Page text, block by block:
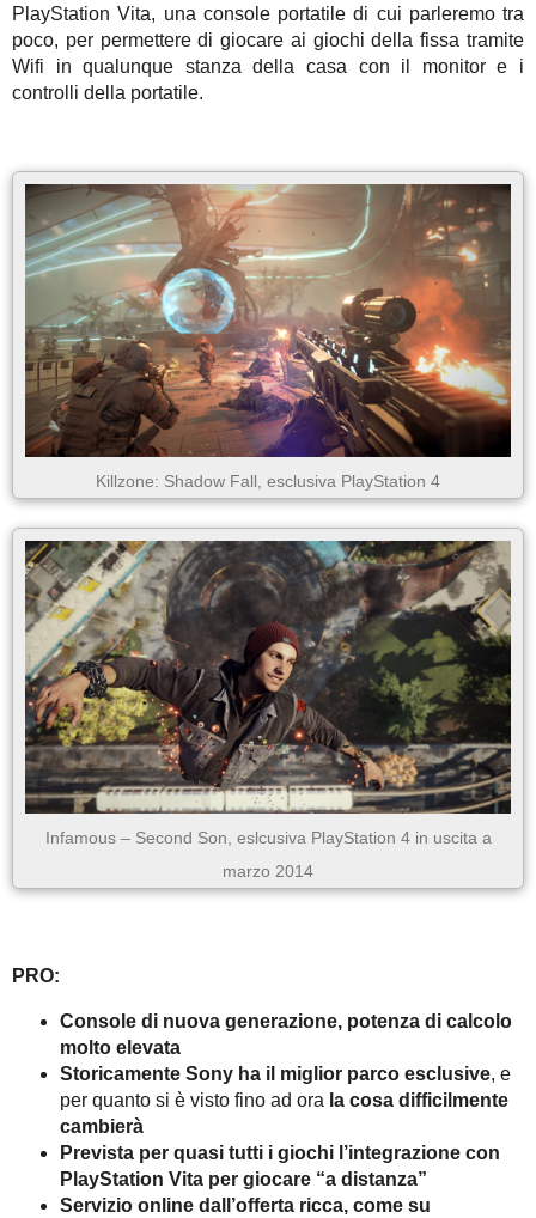
PlayStation Vita, una console portatile di cui parleremo tra
poco, per permettere di giocare ai giochi della fissa tramite
Wifi in qualunque stanza della casa con il monitor e i
controlli della portatile.
Killzone: Shadow Fall, esclusiva PlayStation 4
Infamous – Second Son, eslcusiva PlayStation 4 in uscita a
marzo 2014
PRO:
Console di nuova generazione, potenza di calcolo
molto elevata
Storicamente Sony ha il miglior parco esclusive, e
per quanto si è visto fino ad ora la cosa difficilmente
cambierà
Prevista per quasi tutti i giochi l’integrazione con
PlayStation Vita per giocare “a distanza”
Servizio online dall’offerta ricca, come su